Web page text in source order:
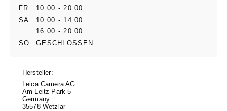
FR
10:00 - 20:00
SA
10:00 - 14:00
16:00 - 20:00
SO
GESCHLOSSEN
Hersteller:
Leica Camera AG
Am Leitz-Park 5
Germany
35578 Wetzlar